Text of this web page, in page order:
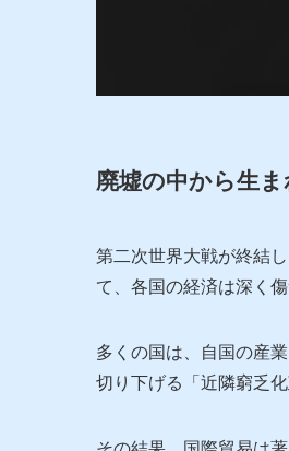
廃墟の中から生
第二次世界大戦が終結
て、各国の経済は深く傷
多くの国は、自国の産
切り下げる「近隣窮乏